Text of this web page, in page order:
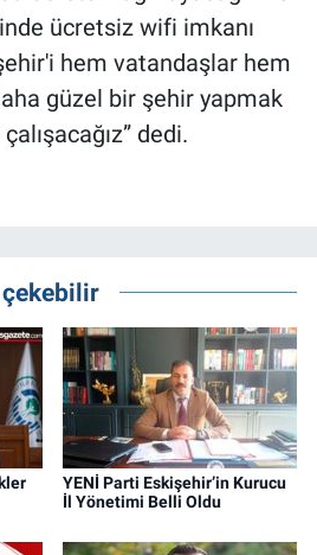
ücretsiz wifi imkanı
hem vatandaşlar hem
güzel bir şehir yapmak
dedi.
YENİ Parti Eskişehir’in Kurucu
İl Yönetimi Belli Oldu